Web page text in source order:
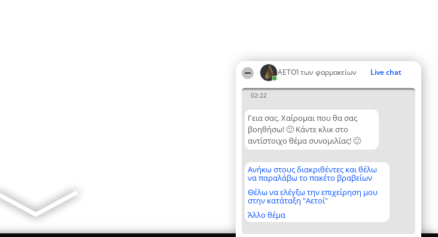
ΑΕΤΟΊ των φαρμακείων Live chat
02:22
Γεια σας. Χαίρομαι που θα σας
βοηθήσω! 🙂 Κάντε κλικ στο
αντίστοιχο θέμα συνομιλίας! 🙂
Ανήκω στους διακριθέντες και θέλω
να παραλάβω το πακέτο βραβείων
Θέλω να ελέγξω την επιχείρηση μου
στην κατάταξη "Αετοί"
Άλλο θέμα